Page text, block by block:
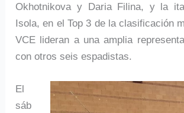
Okhotnikova y Daria Filina, y la
Isola, en el Top 3 de la clasificación
VCE lideran a una amplia
con otros seis espadistas.
El
sáb